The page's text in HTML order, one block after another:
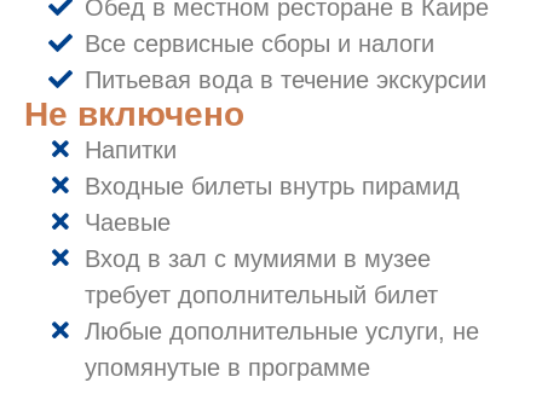
Обед в местном ресторане в Каире
Все сервисные сборы и налоги
Питьевая вода в течение экскурсии
Не включено
Напитки
Входные билеты внутрь пирамид
Чаевые
Вход в зал с мумиями в музее
требует дополнительный билет
Любые дополнительные услуги, не
упомянутые в программе